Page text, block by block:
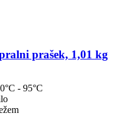
prašek, 1,01 kg
- 95°C